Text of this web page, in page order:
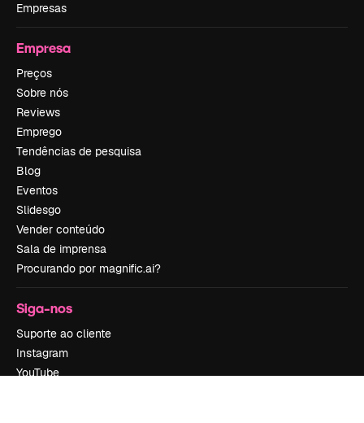
Empresas
Empresa
Preços
Sobre nós
Reviews
Emprego
Tendências de pesquisa
Blog
Eventos
Slidesgo
Vender conteúdo
Sala de imprensa
Procurando por magnific.ai?
Siga-nos
Suporte ao cliente
Instagram
YouTube